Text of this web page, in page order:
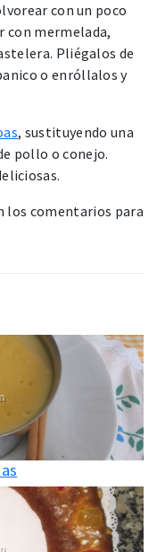
con un poco
con mermelada,
Pliégalos de
o enróllalos y
, sustituyendo una
pollo o conejo.
los comentarios para